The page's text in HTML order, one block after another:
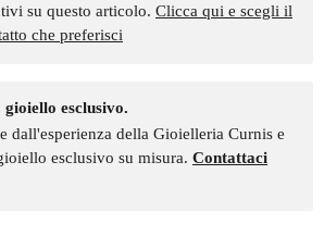
su questo articolo. Clicca qui e scegli il
che preferisci
esclusivo.
dall'esperienza della Gioielleria Curnis e
esclusivo su misura. Contattaci